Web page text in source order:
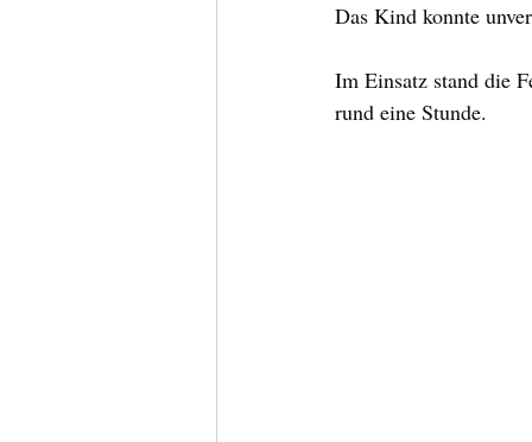
Das Kind konnte
Im Einsatz stand die
rund eine Stunde.